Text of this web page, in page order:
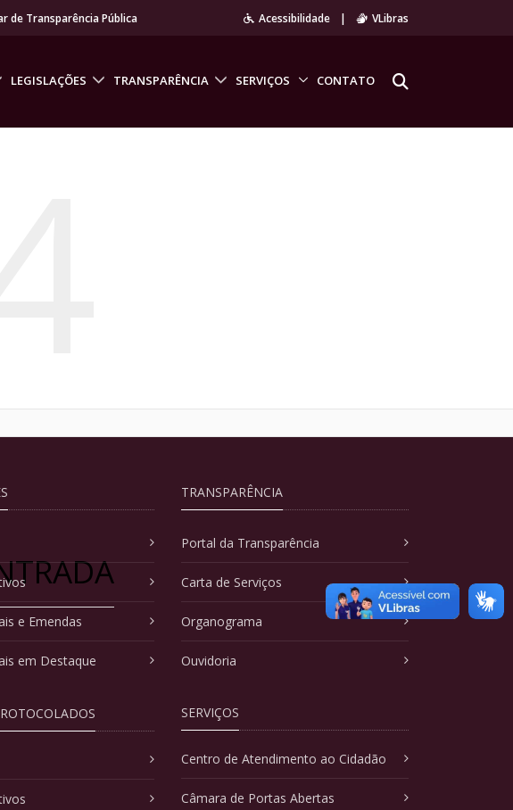
de Transparência Pública Acessibilidade | VLibras
LEGISLAÇÕES TRANSPARÊNCIA SERVIÇOS CONTATO
e Emendas
em Destaque
TRANSPARÊNCIA
Portal da Transparência
Carta de Serviços
Organograma
Ouvidoria
SERVIÇOS
Centro de Atendimento ao Cidadão
Câmara de Portas Abertas